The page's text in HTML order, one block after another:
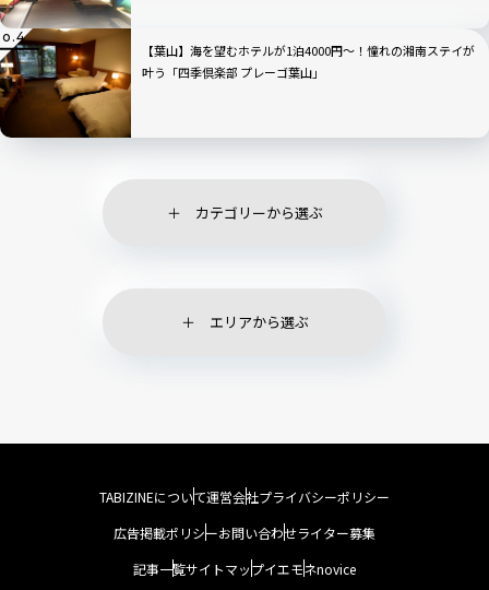
【葉山】海を望むホテルが1泊4000円～！憧れの湘南ステイが
叶う「四季倶楽部 プレーゴ葉山」
カテゴリーから選ぶ
エリアから選ぶ
TABIZINEについて運営会社プライバシーポリシー
広告掲載ポリシーお問い合わせライター募集
記事一覧サイトマップイエモネnovice